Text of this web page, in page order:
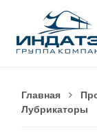
Главная
Лубрикаторы